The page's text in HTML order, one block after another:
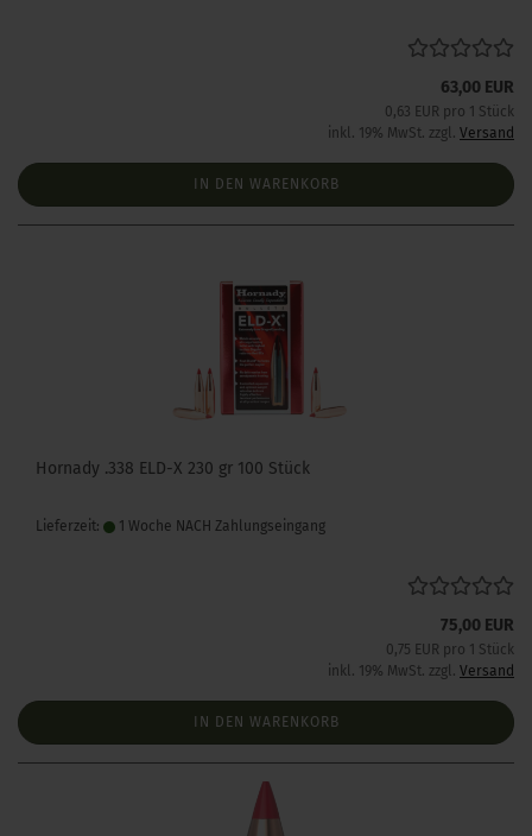
63,00 EUR
0,63 EUR pro 1 Stück
inkl. 19% MwSt. zzgl. Versand
IN DEN WARENKORB
Hornady .338 ELD-X 230 gr 100 Stück
Lieferzeit: 1 Woche NACH Zahlungseingang
75,00 EUR
0,75 EUR pro 1 Stück
inkl. 19% MwSt. zzgl. Versand
IN DEN WARENKORB